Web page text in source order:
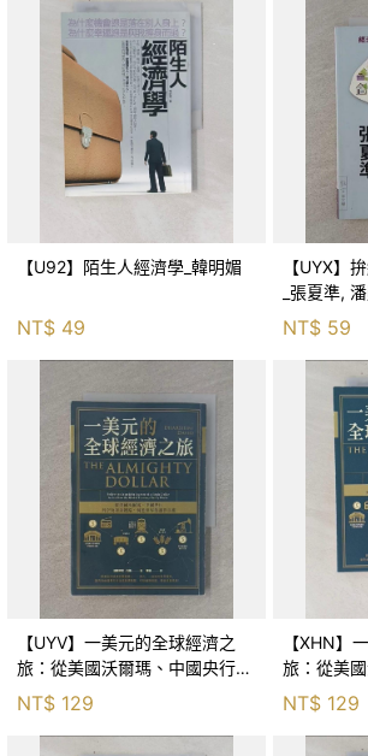
【U92】陌生人經濟學_韓明媚
NT$ 49
【UYX】
_
NT$ 59
【UYV】一美元的全球經濟之
旅：從美國沃爾瑪、中國央行到
奈及利亞鐵路，洞悉世界的運作
真相_達爾辛妮‧大衛（Dharshini
Davi
NT$ 129
【XHN】
旅：從美
奈及利亞
真相_達爾
Davi
NT$ 129